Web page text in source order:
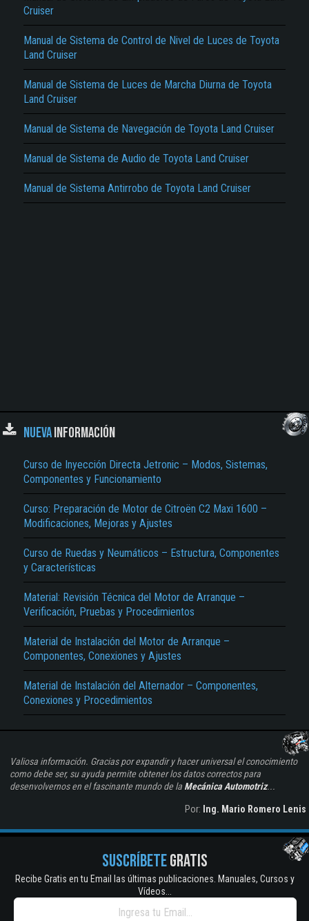
Cruiser
Manual de Sistema de Control de Nivel de Luces de Toyota
Land Cruiser
Manual de Sistema de Luces de Marcha Diurna de Toyota
Land Cruiser
Manual de Sistema de Navegación de Toyota Land Cruiser
Manual de Sistema de Audio de Toyota Land Cruiser
Manual de Sistema Antirrobo de Toyota Land Cruiser
NUEVAINFORMACIÓN
Curso de Inyección Directa Jetronic – Modos, Sistemas,
Componentes y Funcionamiento
Curso: Preparación de Motor de Citroën C2 Maxi 1600 –
Modificaciones, Mejoras y Ajustes
Curso de Ruedas y Neumáticos – Estructura, Componentes
y Características
Material: Revisión Técnica del Motor de Arranque –
Verificación, Pruebas y Procedimientos
Material de Instalación del Motor de Arranque –
Componentes, Conexiones y Ajustes
Material de Instalación del Alternador – Componentes,
Conexiones y Procedimientos
Valiosa información. Gracias por expandir y hacer universal el conocimiento
como debe ser, su ayuda permite obtener los datos correctos para
desenvolvernos en el fascinante mundo de la Mecánica Automotriz...
Por: Ing. Mario Romero Lenis
SUSCRÍBETEGRATIS
Recibe Gratis en tu Email las últimas publicaciones. Manuales, Cursos y
Vídeos...
El Título es incorrecto según el contenido.
Texto o Imagen de portada son erróneos.
Reportar otro tipo de error...